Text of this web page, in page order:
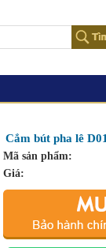
Cắm bút pha lê
Mã sản phẩm:
Giá: